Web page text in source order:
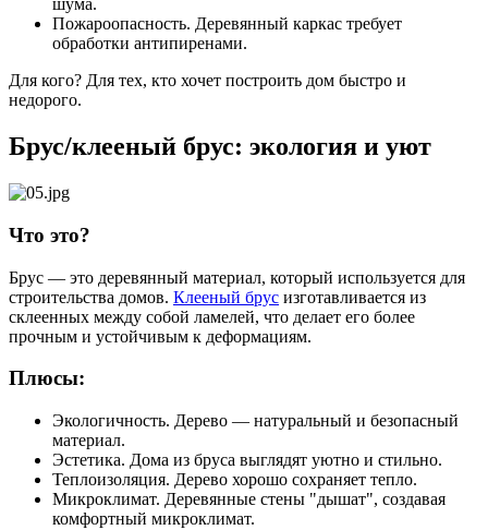
шума.
Пожароопасность. Деревянный каркас требует
обработки антипиренами.
Для кого? Для тех, кто хочет построить дом быстро и
недорого.
Брус/клееный брус: экология и уют
Что это?
Брус — это деревянный материал, который используется для
строительства домов. Клееный брус изготавливается из
склеенных между собой ламелей, что делает его более
прочным и устойчивым к деформациям.
Плюсы:
Экологичность. Дерево — натуральный и безопасный
материал.
Эстетика. Дома из бруса выглядят уютно и стильно.
Теплоизоляция. Дерево хорошо сохраняет тепло.
Микроклимат. Деревянные стены "дышат", создавая
комфортный микроклимат.